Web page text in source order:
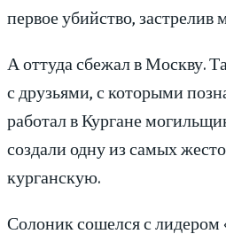
первое убийство, застрелив
А оттуда сбежал в Москву.
с друзьями, с которыми
работал в Кургане
создали одну из самых
курганскую.
Солоник сошелся с лидером